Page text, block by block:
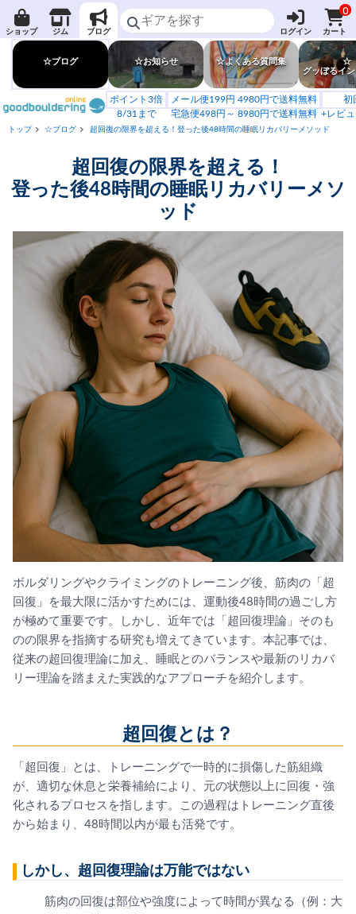
ショップ ジム ブログ ログイン
0
カート
☆ブログ ☆お知らせ ☆よくある質問集
☆
グッぼるイ
ポイント3倍
8/31まで
メール便199円 4980円で送料無料
宅急便498円～ 8980円で送料無料
初
+レビ
トップ ☆ブログ 超回復の限界を超える！登った後48時間の睡眠リカバリーメソッド
超回復の限界を超える！
登った後48時間の睡眠リカバリーメソ
ッド
ボルダリングやクライミングのトレーニング後、筋肉の「超
回復」を最大限に活かすためには、運動後48時間の過ごし方
が極めて重要です。しかし、近年では「超回復理論」そのも
のの限界を指摘する研究も増えてきています。本記事では、
従来の超回復理論に加え、睡眠とのバランスや最新のリカバ
リー理論を踏まえた実践的なアプローチを紹介します。
超回復とは？
「超回復」とは、トレーニングで一時的に損傷した筋組織
が、適切な休息と栄養補給により、元の状態以上に回復・強
化されるプロセスを指します。この過程はトレーニング直後
から始まり、48時間以内が最も活発です。
しかし、超回復理論は万能ではない
筋肉の回復は部位や強度によって時間が異なる（例：大